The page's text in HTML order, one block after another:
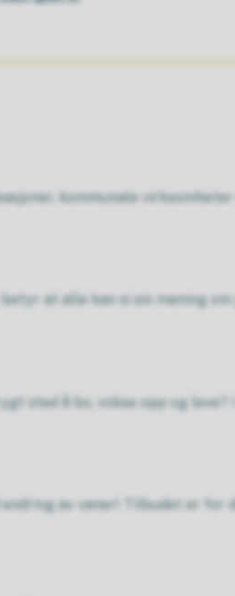
kommunale
at alle kan si sin mening
sted å bo, vokse opp og leve?
av vaner! Tilbudet er for